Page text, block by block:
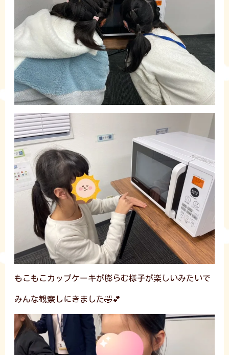
もこもこカップケーキが膨らむ様子が楽しいみたいで
みんな観察しにきました🤣💕